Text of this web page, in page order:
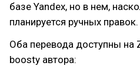
базе Yandex, но в нем,
планируется ручных правок.
Оба перевода доступны на
boosty автора: